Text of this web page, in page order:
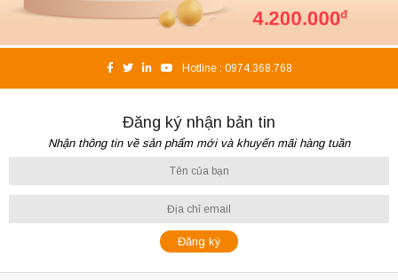
Hotline : 0974.368.768
Đăng ký nhận bản tin
Nhận thông tin về sản phẩm mới và khuyến mãi hàng tuần